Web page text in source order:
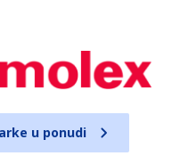
u ponudi